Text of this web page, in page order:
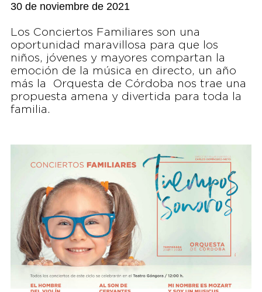
30 de noviembre de 2021
Los Conciertos Familiares son una
oportunidad maravillosa para que los
niños, jóvenes y mayores compartan la
emoción de la música en directo, un año
más la Orquesta de Córdoba nos trae una
propuesta amena y divertida para toda la
familia.